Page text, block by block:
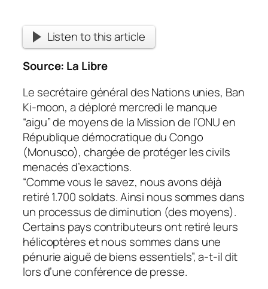
Listen to this article
Source: La Libre
Le secrétaire général des Nations unies, Ban
Ki-moon, a déploré mercredi le manque
“aigu” de moyens de la Mission de l’ONU en
République démocratique du Congo
(Monusco), chargée de protéger les civils
menacés d’exactions.
“Comme vous le savez, nous avons déjà
retiré 1.700 soldats. Ainsi nous sommes dans
un processus de diminution (des moyens).
Certains pays contributeurs ont retiré leurs
hélicoptères et nous sommes dans une
pénurie aiguë de biens essentiels”, a-t-il dit
lors d’une conférence de presse.